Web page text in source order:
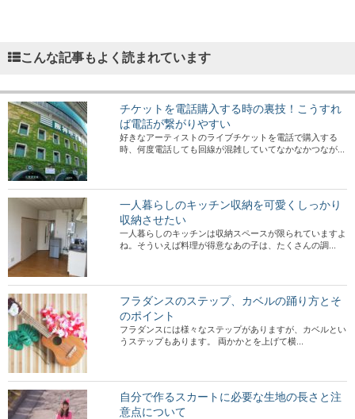
こんな記事もよく読まれています
チケットを電話購入する時の裏技！こうすれ
ば電話が繋がりやすい
好きなアーティストのライブチケットを電話で購入する
時、何度電話しても回線が混雑していてなかなかつなが...
一人暮らしのキッチン収納を可愛くしっかり
収納させたい
一人暮らしのキッチンは収納スペースが限られていますよ
ね。そういえば料理が得意なあの子は、たくさんの調...
フラダンスのステップ、カベルの踊り方とそ
のポイント
フラダンスには様々なステップがありますが、カベルとい
うステップもあります。 両かかとを上げて横...
自分で作るスカートに必要な生地の長さと注
意点について